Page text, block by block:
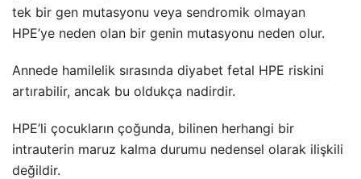
tek bir gen mutasyonu veya sendromik olmayan
HPE’ye neden olan bir genin mutasyonu neden olur.
Annede hamilelik sırasında diyabet fetal HPE riskini
artırabilir, ancak bu oldukça nadirdir.
HPE’li çocukların çoğunda, bilinen herhangi bir
intrauterin maruz kalma durumu nedensel olarak ilişkili
değildir.